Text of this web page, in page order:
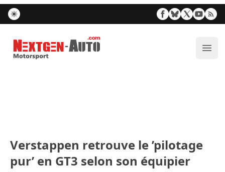
Nextgen-Auto.com
Verstappen retrouve le ’pilotage
pur’ en GT3 selon son équipier